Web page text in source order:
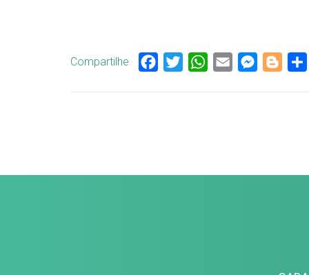
Compartilhe Facebook
TwitterWhatsApp
Email